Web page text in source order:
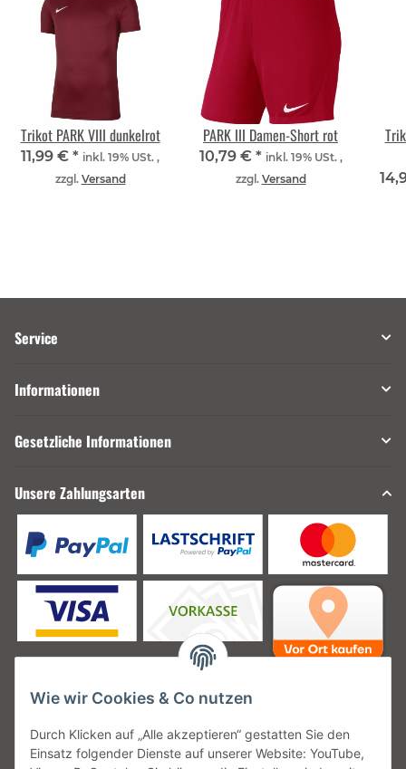
Trikot PARK VIII dunkelrot
11,99 € * inkl. 19% USt. ,
zzgl. Versand
PARK III Damen-Short rot
10,79 € * inkl. 19% USt. ,
zzgl. Versand
Service
Informationen
Gesetzliche Informationen
Unsere Zahlungsarten
Unsere Versanddienstleister
Wie wir Cookies & Co nutzen
Durch Klicken auf „Alle akzeptieren“ gestatten Sie den
Einsatz folgender Dienste auf unserer Website: YouTube,